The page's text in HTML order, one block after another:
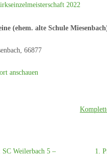
2022
(ehem. alte Schule
66877
anschauen
SC Weilerbach 5 –
1.